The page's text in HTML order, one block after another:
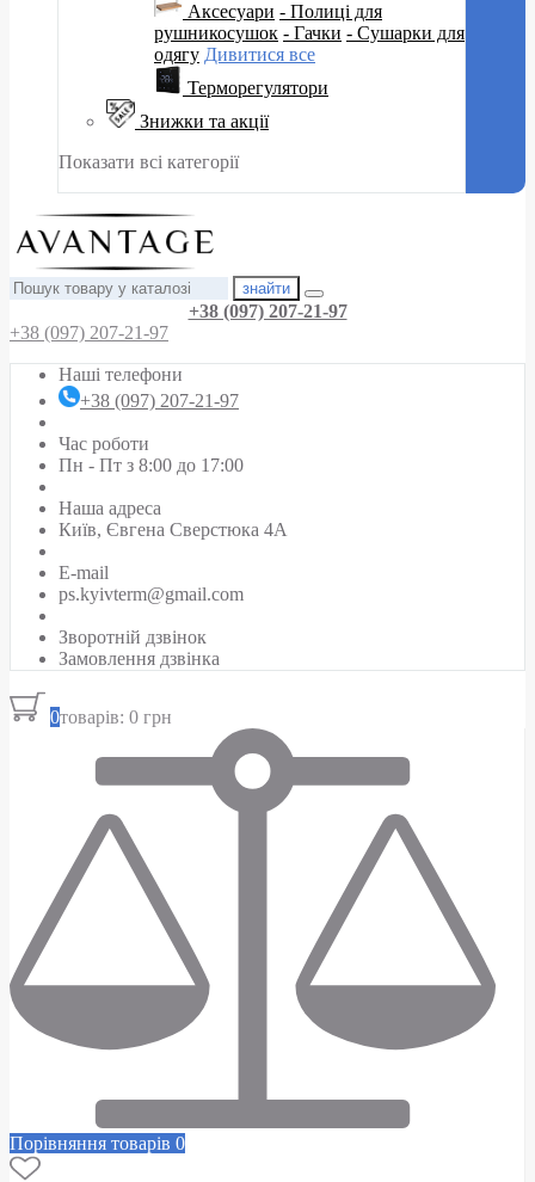
Аксесуари - Полиці для
рушникосушок - Гачки - Сушарки для
одягу Дивитися все
Терморегулятори
Знижки та акції
Показати всі категорії
знайти
+38 (097) 207-21-97
+38 (097) 207-21-97
Наші телефони
+38 (097) 207-21-97
Час роботи
Пн - Пт з 8:00 до 17:00
Наша адреса
Київ, Євгена Сверстюка 4А
E-mail
ps.kyivterm@gmail.com
Зворотній дзвінок
Замовлення дзвінка
0товарів: 0 грн
Порівняння товарів 0